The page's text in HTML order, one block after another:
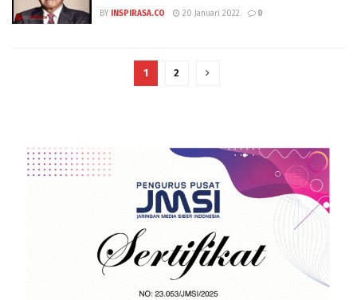
BY INSPIRASA.CO 20 Januari 2022 0
1 2